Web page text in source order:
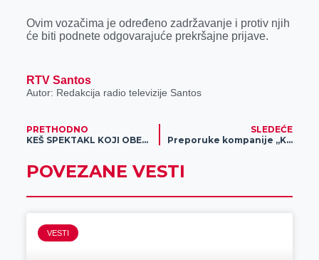
Ovim vozačima je određeno zadržavanje i protiv njih
će biti podnete odgovarajuće prekršajne prijave.
RTV Santos
Autor: Redakcija radio televizije Santos
PRETHODNO
KEŠ SPEKTAKL KOJI OBEĆAVA: Nagradni fond od 5.000 EVRA je spreman – PREUZMI SVOJ DEO!
SLEDEĆE
Preporuke kompanije „KWS“ za predstojeću setvu
POVEZANE VESTI
VESTI